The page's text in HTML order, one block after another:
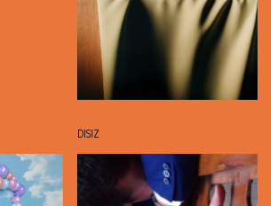
DISIZ